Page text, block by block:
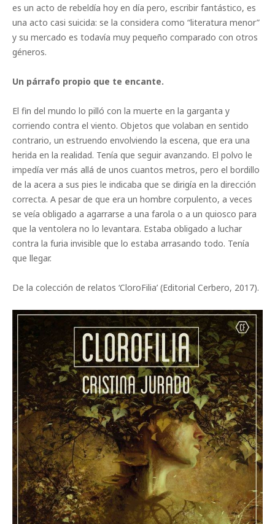
es un acto de rebeldía hoy en día pero, escribir fantástico, es
una acto casi suicida: se la considera como “literatura menor”
y su mercado es todavía muy pequeño comparado con otros
géneros.
Un párrafo propio que te encante.
El fin del mundo lo pilló con la muerte en la garganta y
corriendo contra el viento. Objetos que volaban en sentido
contrario, un estruendo envolviendo la escena, que era una
herida en la realidad. Tenía que seguir avanzando. El polvo le
impedía ver más allá de unos cuantos metros, pero el bordillo
de la acera a sus pies le indicaba que se dirigía en la dirección
correcta. A pesar de que era un hombre corpulento, a veces
se veía obligado a agarrarse a una farola o a un quiosco para
que la ventolera no lo levantara. Estaba obligado a luchar
contra la furia invisible que lo estaba arrasando todo. Tenía
que llegar.
De la colección de relatos ‘CloroFilia’ (Editorial Cerbero, 2017).